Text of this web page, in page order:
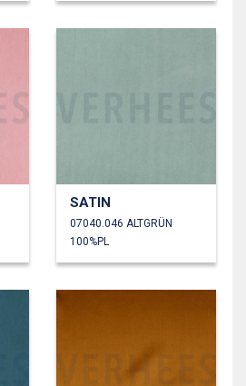
SATIN
07040.046 ALTGRÜN
100%PL